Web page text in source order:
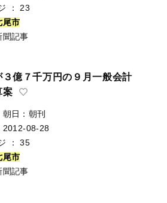
：
23
尾市
聞記事
３億７千万円の９月一般会計
案
朝日：朝刊
2012-08-28
：
35
尾市
聞記事